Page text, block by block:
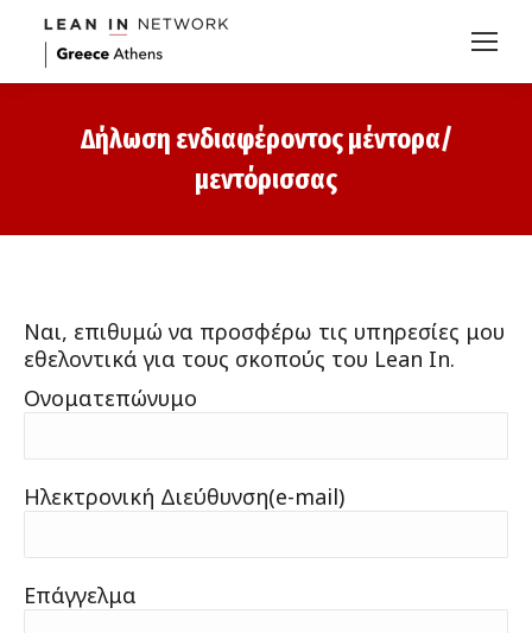
Δήλωση ενδιαφέροντος μέντορα/
μεντόρισσας
Nαι, επιθυμώ να προσφέρω τις υπηρεσίες μου
εθελοντικά για τους σκοπούς του Lean In.
Ονοματεπώνυμο
Ηλεκτρονική Διεύθυνση(е-mail)
Επάγγελμα